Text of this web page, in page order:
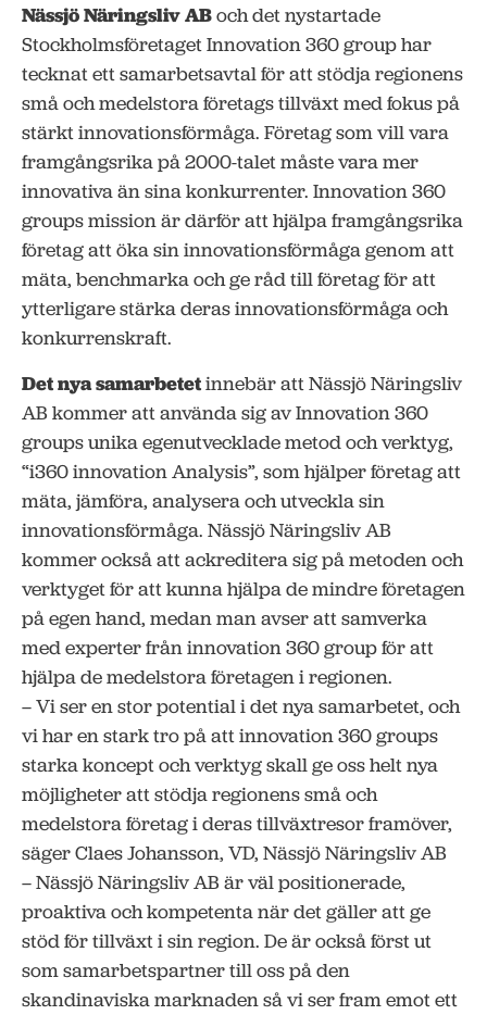
Nässjö Näringsliv ABoch det nystartade
Stockholmsföretaget Innovation 360 group har
tecknat ett samarbetsavtal för att stödja regionens
små och medelstora företags tillväxt med fokus på
stärkt innovationsförmåga. Företag som vill vara
framgångsrika på 2000-talet måste vara mer
innovativa än sina konkurrenter. Innovation 360
groups mission är därför att hjälpa framgångsrika
företag att öka sin innovationsförmåga genom att
mäta, benchmarka och ge råd till företag för att
ytterligare stärka deras innovationsförmåga och
konkurrenskraft.
Det nya samarbetetinnebär att Nässjö Näringsliv
AB kommer att använda sig av Innovation 360
groups unika egenutvecklade metod och verktyg,
“i360 innovation Analysis”, som hjälper företag att
mäta, jämföra, analysera och utveckla sin
innovationsförmåga. Nässjö Näringsliv AB
kommer också att ackreditera sig på metoden och
verktyget för att kunna hjälpa de mindre företagen
på egen hand, medan man avser att samverka
med experter från innovation 360 group för att
hjälpa de medelstora företagen i regionen.
– Vi ser en stor potential i det nya samarbetet, och
vi har en stark tro på att innovation 360 groups
starka koncept och verktyg skall ge oss helt nya
möjligheter att stödja regionens små och
medelstora företag i deras tillväxtresor framöver,
säger Claes Johansson, VD, Nässjö Näringsliv AB
– Nässjö Näringsliv AB är väl positionerade,
proaktiva och kompetenta när det gäller att ge
stöd för tillväxt i sin region. De är också först ut
som samarbetspartner till oss på den
skandinaviska marknaden så vi ser fram emot ett